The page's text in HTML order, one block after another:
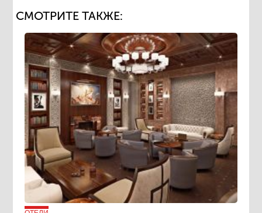
СМОТРИТЕ ТАКЖЕ: